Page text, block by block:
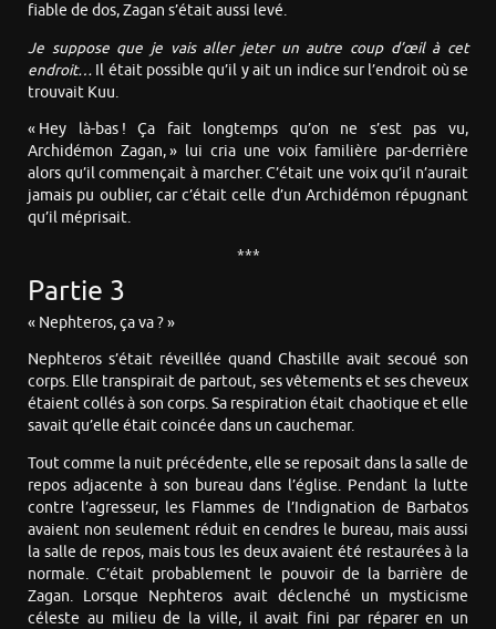
fiable de dos, Zagan s’était aussi levé.
Je suppose que je vais aller jeter un autre coup d’œil à cet
endroit… Il était possible qu’il y ait un indice sur l’endroit où se
trouvait Kuu.
« Hey là-bas ! Ça fait longtemps qu’on ne s’est pas vu,
Archidémon Zagan, » lui cria une voix familière par-derrière
alors qu’il commençait à marcher. C’était une voix qu’il n’aurait
jamais pu oublier, car c’était celle d’un Archidémon répugnant
qu’il méprisait.
***
Partie 3
« Nephteros, ça va ? »
Nephteros s’était réveillée quand Chastille avait secoué son
corps. Elle transpirait de partout, ses vêtements et ses cheveux
étaient collés à son corps. Sa respiration était chaotique et elle
savait qu’elle était coincée dans un cauchemar.
Tout comme la nuit précédente, elle se reposait dans la salle de
repos adjacente à son bureau dans l’église. Pendant la lutte
contre l’agresseur, les Flammes de l’Indignation de Barbatos
avaient non seulement réduit en cendres le bureau, mais aussi
la salle de repos, mais tous les deux avaient été restaurées à la
normale. C’était probablement le pouvoir de la barrière de
Zagan. Lorsque Nephteros avait déclenché un mysticisme
céleste au milieu de la ville, il avait fini par réparer en un